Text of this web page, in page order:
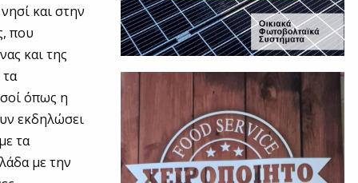
και στην
που
και της
όπως η
εκδηλώσει
τα
με την